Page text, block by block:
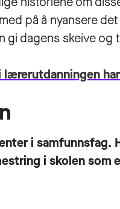
på å nyansere
gi dagens skeive
lærerutdanningen
i samfunnsfag.
i skolen som